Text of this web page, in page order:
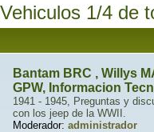
Vehiculos 1/4 de
Bantam BRC , Willys
GPW, Informacion
1941 - 1945, Preguntas y
con los jeep de la WWII.
Moderador: administrador